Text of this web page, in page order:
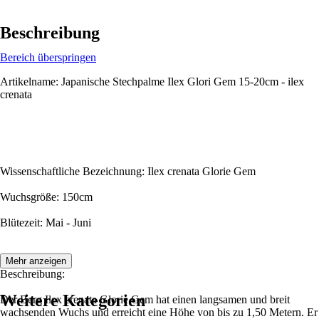
Beschreibung
Bereich überspringen
Artikelname: Japanische Stechpalme Ilex Glori Gem 15-20cm - ilex
crenata
Wissenschaftliche Bezeichnung: Ilex crenata Glorie Gem
Wuchsgröße: 150cm
Blütezeit: Mai - Juni
Beschreibung:
Der Berg Ilex crenata Glorie Gem hat einen langsamen und breit
wachsenden Wuchs und erreicht eine Höhe von bis zu 1,50 Metern. Er
Mehr anzeigen
Weitere Kategorien